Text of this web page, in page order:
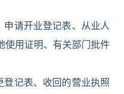
请开业登记表、从业人
使用证明、有关部门批件
记表、收回的营业执照